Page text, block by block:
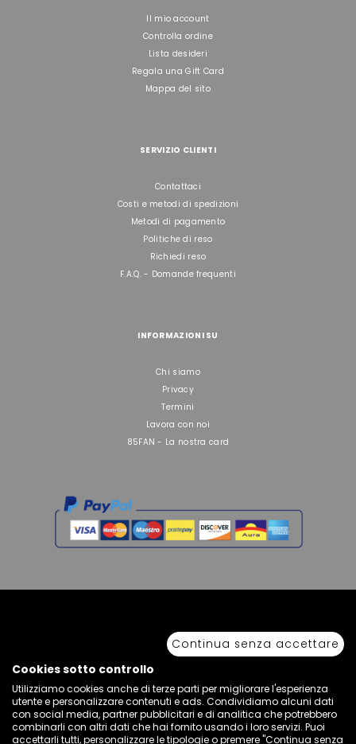
Il mio account
Controlla ordine
Lista desideri
Regala una Gift Card
Mappa del sito
SERVIZIO CLIENTI
Contattaci
Costi e metodi di spedizioni
Metodi di pagamento
Politiche di reso
Richiedi reso
F.A.Q. - Domande frequenti
INFORMAZIONI SU
Chi siamo
Privacy
Termini
Lavora con noi
85FAN - La nostra card
Copyright © 2026 Sport 85 S.R.L. - All Rights Reserved. È vietata la riproduzione
anche parziale.
Via Piave Km 68,600 • 04100 Latina, Italia | P.IVA 01222400598 • N° REA LT -
Continua senza accettare
Cookies sotto controllo
Utilizziamo cookies anche di terze parti per migliorare l'esperienza
utente e personalizzare contenuti e ads. Condividiamo alcuni dati
con social media, partner pubblicitari e di analitica che potrebbero
combinarli con altri dati che hai fornito usando i loro servizi. Puoi
accettarli tutti, personalizzare le tipologie o premere "Continua senza